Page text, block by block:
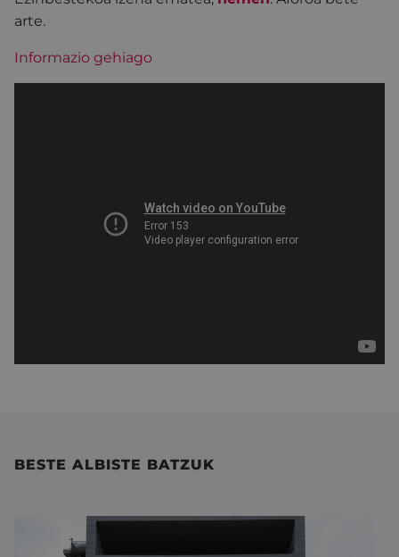
arte.
Informazio gehiago
BESTE ALBISTE BATZUK